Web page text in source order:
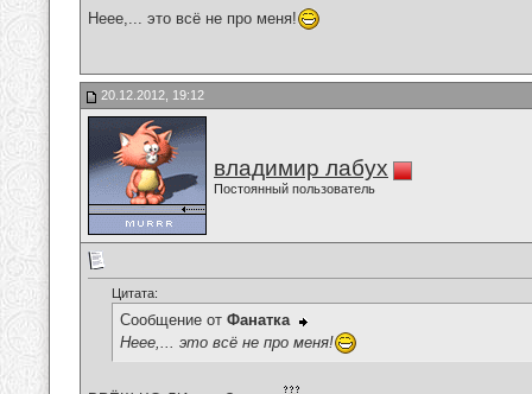
Неее,... это всё не про меня!
20.12.2012, 19:12
владимир лабух
Постоянный пользователь
Цитата:
Сообщение от Фанатка
Неее,... это всё не про меня!